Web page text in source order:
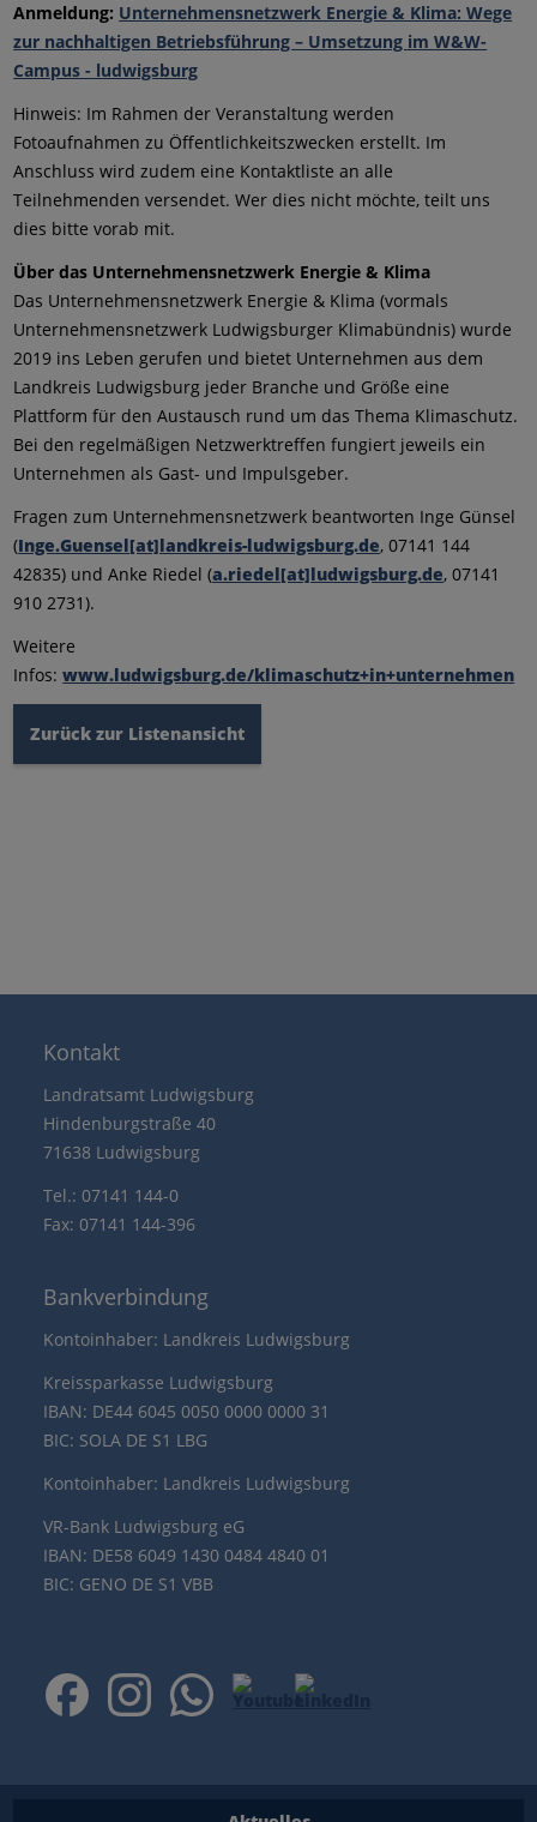
Anmeldung: Unternehmensnetzwerk Energie & Klima: Wege
zur nachhaltigen Betriebsführung – Umsetzung im W&W-
Campus - ludwigsburg
Hinweis: Im Rahmen der Veranstaltung werden
Fotoaufnahmen zu Öffentlichkeitszwecken erstellt. Im
Anschluss wird zudem eine Kontaktliste an alle
Teilnehmenden versendet. Wer dies nicht möchte, teilt uns
dies bitte vorab mit.
Über das Unternehmensnetzwerk Energie & Klima
Das Unternehmensnetzwerk Energie & Klima (vormals
Unternehmensnetzwerk Ludwigsburger Klimabündnis) wurde
2019 ins Leben gerufen und bietet Unternehmen aus dem
Landkreis Ludwigsburg jeder Branche und Größe eine
Plattform für den Austausch rund um das Thema Klimaschutz.
Bei den regelmäßigen Netzwerktreffen fungiert jeweils ein
Unternehmen als Gast- und Impulsgeber.
Fragen zum Unternehmensnetzwerk beantworten Inge Günsel
(Inge.Guensel[at]landkreis-ludwigsburg.de, 07141 144
42835) und Anke Riedel (a.riedel[at]ludwigsburg.de, 07141
910 2731).
Weitere
Infos:www.ludwigsburg.de/klimaschutz+in+unternehmen
Zurück zur Listenansicht
Kontakt
Landratsamt Ludwigsburg
Hindenburgstraße 40
71638 Ludwigsburg
Tel.: 07141 144-0
Fax: 07141 144-396
Bankverbindung
Kontoinhaber: Landkreis Ludwigsburg
Kreissparkasse Ludwigsburg
IBAN: DE44 6045 0050 0000 0000 31
BIC: SOLA DE S1 LBG
Kontoinhaber: Landkreis Ludwigsburg
VR-Bank Ludwigsburg eG
IBAN: DE58 6049 1430 0484 4840 01
BIC: GENO DE S1 VBB